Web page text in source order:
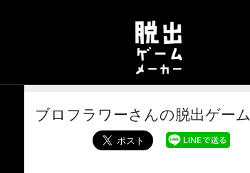
ブロフラワーさんの脱出ゲーム